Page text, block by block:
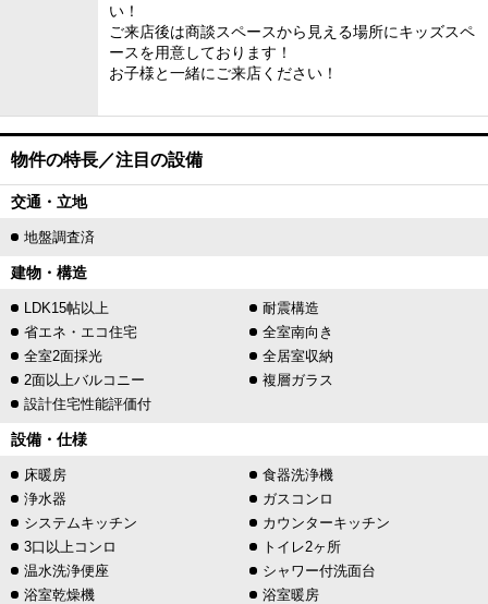
い！
ご来店後は商談スペースから見える場所にキッズスペ
ースを用意しております！
お子様と一緒にご来店ください！
物件の特長／注目の設備
交通・立地
地盤調査済
建物・構造
LDK15帖以上
耐震構造
省エネ・エコ住宅
全室南向き
全室2面採光
全居室収納
2面以上バルコニー
複層ガラス
設計住宅性能評価付
設備・仕様
床暖房
食器洗浄機
浄水器
ガスコンロ
システムキッチン
カウンターキッチン
3口以上コンロ
トイレ2ヶ所
温水洗浄便座
シャワー付洗面台
浴室乾燥機
浴室暖房